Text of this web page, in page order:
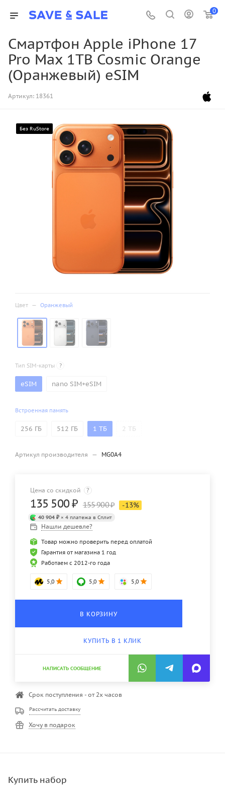
0
Смартфон Apple iPhone 17
Pro Max 1TB Cosmic Orange
(Оранжевый) eSIM
Артикул: 18361
Без RuStore
Цвет — Оранжевый
Тип SIM-карты ?
eSIM nano SIM+eSIM
Встроенная память
256 ГБ 512 ГБ 1 ТБ 2 ТБ
Артикул производителя — MG0A4
Цена со скидкой ?
135 500₽ 155 900₽ -13%
40 904 ₽ × 4 платежа в Сплит
Нашли дешевле?
Товар можно проверить перед оплатой
Гарантия от магазина 1 год
Работаем с 2012-го года
5,0 5,0 5,0
В КОРЗИНУ
КУПИТЬ В 1 КЛИК
НАПИСАТЬ СООБЩЕНИЕ
Срок поступления - от 2х часов
Рассчитать доставку
Хочу в подарок